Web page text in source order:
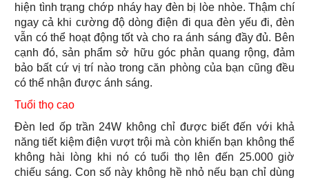
hiện tình trạng chớp nháy hay đèn bị lòe nhòe. Thậm chí
ngay cả khi cường độ dòng điện đi qua đèn yếu đi, đèn
vẫn có thể hoạt động tốt và cho ra ánh sáng đầy đủ. Bên
cạnh đó, sản phẩm sở hữu góc phản quang rộng, đảm
bảo bất cứ vị trí nào trong căn phòng của bạn cũng đều
có thể nhận được ánh sáng.
Tuổi thọ cao
Đèn led ốp trần 24W không chỉ được biết đến với khả
năng tiết kiệm điện vượt trội mà còn khiến bạn không thể
không hài lòng khi nó có tuổi thọ lên đến 25.000 giờ
chiếu sáng. Con số này không hề nhỏ nếu bạn chỉ dùng